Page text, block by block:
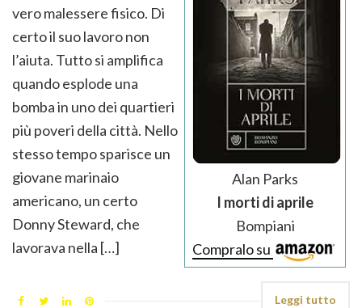
Alan Parks
I morti di aprile
Bompiani
Compralo su
vero malessere fisico. Di
certo il suo lavoro non
l’aiuta. Tutto si amplifica
quando esplode una
bomba in uno dei quartieri
più poveri della città. Nello
stesso tempo sparisce un
giovane marinaio
americano, un certo
Donny Steward, che
lavorava nella […]
Leggi tutto